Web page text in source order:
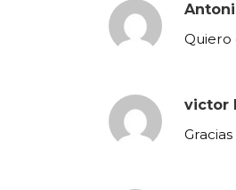
Quiero
victor
Gracias